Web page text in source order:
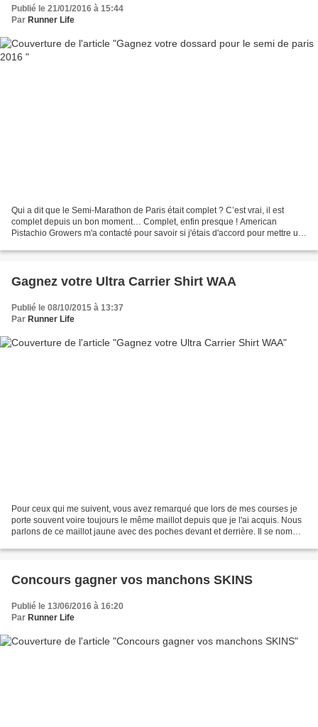
Publié le 21/01/2016 à 15:44
Par Runner Life
Qui a dit que le Semi-Marathon de Paris était complet ? C’est vrai, il est
complet depuis un bon moment… Complet, enfin presque ! American
Pistachio Growers m'a contacté pour savoir si j'étais d'accord pour mettre un
Gagnez votre Ultra Carrier Shirt WAA
Publié le 08/10/2015 à 13:37
Par Runner Life
Pour ceux qui me suivent, vous avez remarqué que lors de mes courses je
porte souvent voire toujours le même maillot depuis que je l'ai acquis. Nous
parlons de ce maillot jaune avec des poches devant et derrière. Il se nomme
Concours gagner vos manchons SKINS
Publié le 13/06/2016 à 16:20
Par Runner Life